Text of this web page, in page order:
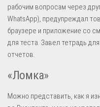
рабочим вопросам через
WhatsApp), предупреждал
браузере и приложение со
для теста. Завел тетрадь
отчетов.
«Ломка»
Можно представить, как я